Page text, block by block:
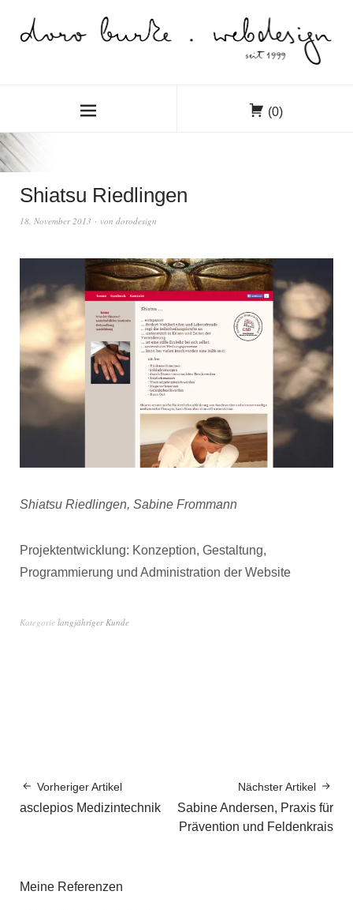
(0)
Shiatsu Riedlingen
18. November 2013 von dorodesign
Shiatsu Riedlingen, Sabine Frommann
Projektentwicklung: Konzeption, Gestaltung,
Programmierung und Administration der Website
Kategorie langjähriger Kunde
Vorheriger Artikel
asclepios Medizintechnik
Nächster Artikel
Sabine Andersen, Praxis für
Prävention und Feldenkrais
Meine Referenzen